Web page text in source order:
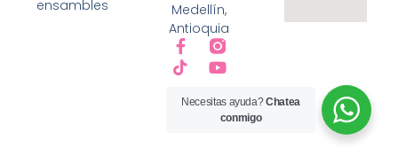
ensambles
Medellín,
Antioquia
Necesitas ayuda?Chatea
conmigo